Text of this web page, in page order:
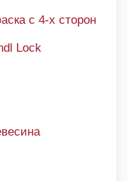
с 4-х сторон
Lock